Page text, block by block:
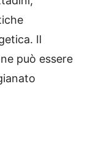
Il
può essere